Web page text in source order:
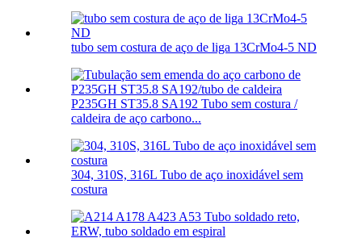
tubo sem costura de aço de liga 13CrMo4-5 ND
P235GH ST35.8 SA192 Tubo sem costura /
caldeira de aço carbono...
304, 310S, 316L Tubo de aço inoxidável sem
costura